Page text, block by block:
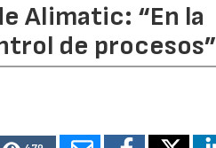
Alimatic: “En la
de procesos”